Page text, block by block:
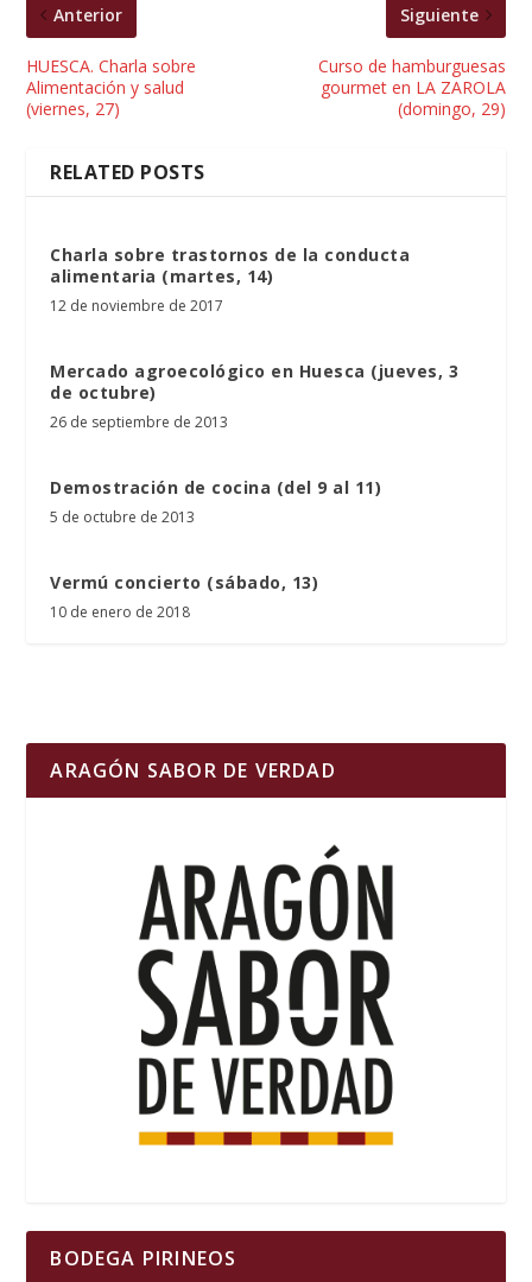
Anterior
HUESCA. Charla sobre
Alimentación y salud
(viernes, 27)
Siguiente
Curso de hamburguesas
gourmet en LA ZAROLA
(domingo, 29)
RELATED POSTS
Charla sobre trastornos de la conducta
alimentaria (martes, 14)
12 de noviembre de 2017
Mercado agroecológico en Huesca (jueves, 3
de octubre)
26 de septiembre de 2013
Demostración de cocina (del 9 al 11)
5 de octubre de 2013
Vermú concierto (sábado, 13)
10 de enero de 2018
ARAGÓN SABOR DE VERDAD
BODEGA PIRINEOS